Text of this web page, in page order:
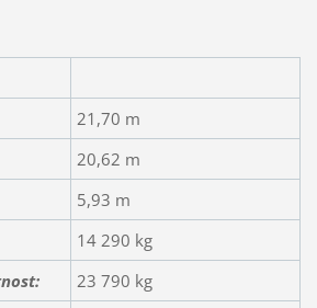
21,70 m
20,62 m
5,93 m
14 290 kg
23 790 kg